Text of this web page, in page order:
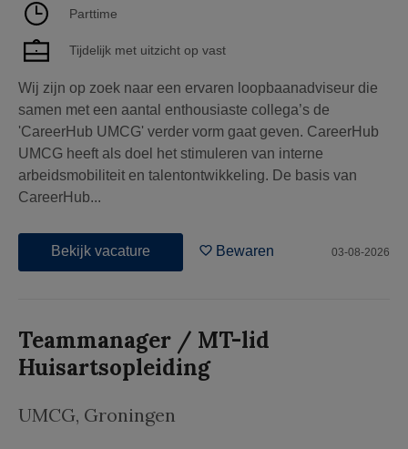
Parttime
Tijdelijk met uitzicht op vast
Wij zijn op zoek naar een ervaren loopbaanadviseur die
samen met een aantal enthousiaste collega’s de
'CareerHub UMCG' verder vorm gaat geven. CareerHub
UMCG heeft als doel het stimuleren van interne
arbeidsmobiliteit en talentontwikkeling. De basis van
CareerHub...
Bekijk vacature Bewaren 03-08-2026
Teammanager / MT-lid
Huisartsopleiding
UMCG, Groningen